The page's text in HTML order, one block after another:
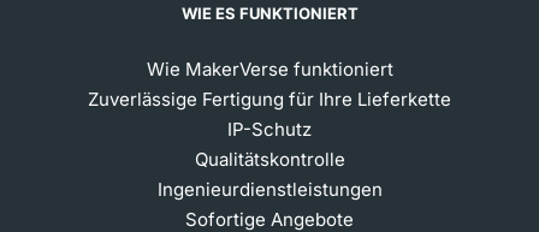
WIE ES FUNKTIONIERT
Wie MakerVerse funktioniert
Zuverlässige Fertigung für Ihre Lieferkette
IP-Schutz
Qualitätskontrolle
Ingenieurdienstleistungen
Sofortige Angebote